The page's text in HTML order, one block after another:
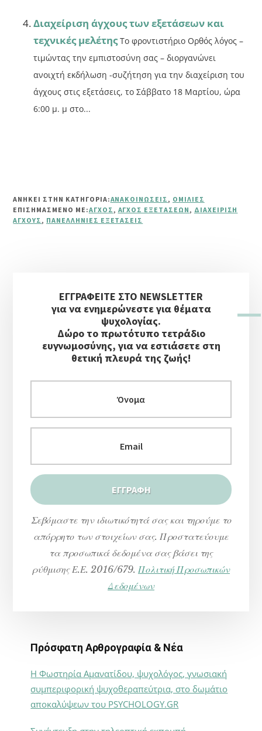
Διαχείριση άγχους των εξετάσεων και
τεχνικές μελέτης Το φροντιστήριο Ορθός λόγος –
τιμώντας την εμπιστοσύνη σας – διοργανώνει
ανοιχτή εκδήλωση -συζήτηση για την διαχείριση του
άγχους στις εξετάσεις, το Σάββατο 18 Μαρτίου, ώρα
6:00 μ. μ στο...
ΑΝΗΚΕΙ ΣΤΗΝ ΚΑΤΗΓΟΡΙΑ:ΑΝΑΚΟΙΝΏΣΕΙΣ, ΟΜΙΛΊΕΣ
ΕΠΙΣΗΜΑΣΜΈΝΟ ΜΕ:ΆΓΧΟΣ, ΆΓΧΟΣ ΕΞΕΤΆΣΕΩΝ, ΔΙΑΧΕΊΡΙΣΗ
ΆΓΧΟΥΣ, ΠΑΝΕΛΛΉΝΙΕΣ ΕΞΕΤΆΣΕΙΣ
ΠλευρικήΕΓΓΡΑΦΕΙΤΕ ΣΤΟ NEWSLETTER
για να ενημερώνεστε για θέματα
ψυχολογίας.
Δώρο το πρωτότυπο τετράδιο
ευγνωμοσύνης, για να εστιάσετε στη
θετική πλευρά της ζωής!
Σεβόμαστε την ιδιωτικότητά σας και τηρούμε το
απόρρητο των στοιχείων σας. Προστατεύουμε
τα προσωπικά δεδομένα σας βάσει της
ρύθμισης Ε.Ε. 2016/679. Πολιτική Προσωπικών
Δεδομένων
Πρόσφατη Αρθρογραφία & Νέα
Η Φωστηρία Αμανατίδου, ψυχολόγος, γνωσιακή
συμπεριφορική ψυχοθεραπεύτρια, στο δωμάτιο
αποκαλύψεων του PSYCHOLOGY.GR